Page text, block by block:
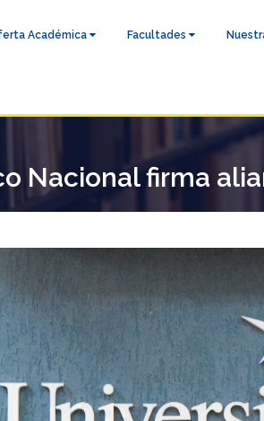
Académica Facultades
Nacional firma